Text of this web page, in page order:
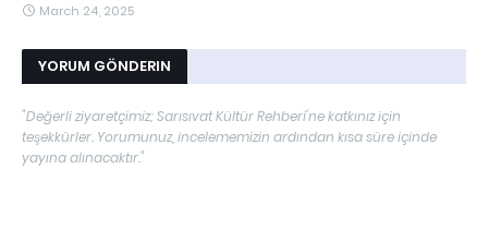
March 24, 2025
YORUM GÖNDERIN
"Değerli ziyaretçimiz; Sarısıvat Kültür Rehberi'ne katkınız için
teşekkürler. Yorumunuz, incelememizin ardından kısa süre içinde
yayına alınacaktır."